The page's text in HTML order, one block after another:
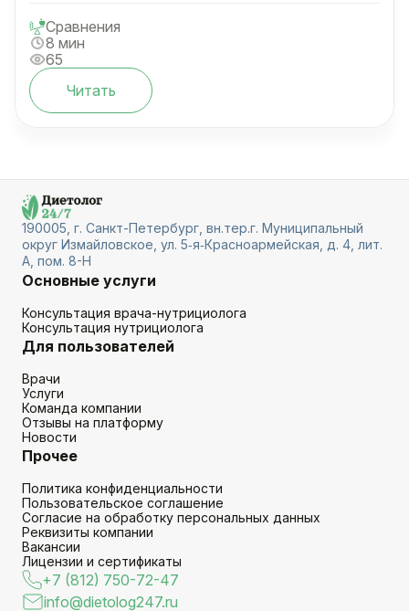
Сравнения
8 мин
65
Читать
190005, г. Санкт-Петербург, вн.тер.г. Муниципальный
округ Измайловское, ул. 5‑я‑Красноармейская, д. 4, лит.
А, пом. 8-Н
Основные услуги
Консультация врача-нутрициолога
Консультация нутрициолога
Для пользователей
Врачи
Услуги
Команда компании
Отзывы на платформу
Новости
Прочее
Политика конфиденциальности
Пользовательское соглашение
Согласие на обработку персональных данных
Реквизиты компании
Вакансии
Лицензии и сертификаты
+7 (812) 750-72-47
info@dietolog247.ru